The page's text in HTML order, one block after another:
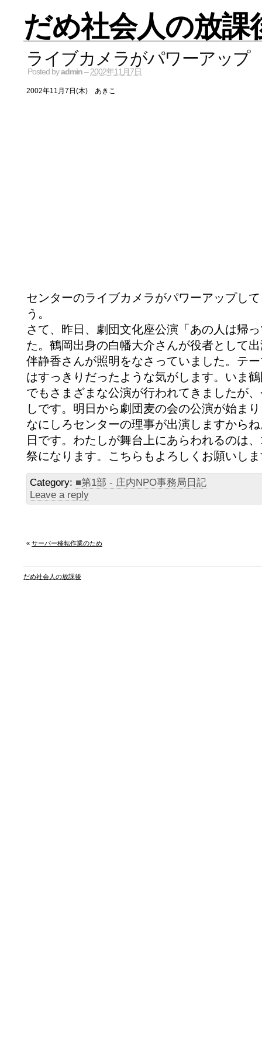
だめ社会人の放課
ライブカメラがパワーアップ
Posted byadmin –2002年11月7日
2002年11月7日(木) あきこ
センターのライブカメラがパワーアップし
う。
さて、昨日、劇団文化座公演「あの人は帰
た。鶴岡出身の白幡大介さんが役者として
伴静香さんが照明をなさっていました。テ
はすっきりだったような気がします。いま
でもさまざまな公演が行われてきましたが
しです。明日から劇団麦の会の公演が始ま
なにしろセンターの理事が出演しますから
日です。わたしが舞台上にあらわれるのは
祭になります。こちらもよろしくお願いし
Category: ■第1部 - 庄内NPO事務局日記
Leave a reply
« サーバー移転作業のため
だめ社会人の放課後